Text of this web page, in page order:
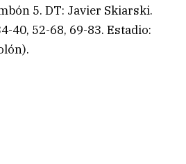
5. DT: Javier Skiarski.
40, 52-68, 69-83. Estadio: